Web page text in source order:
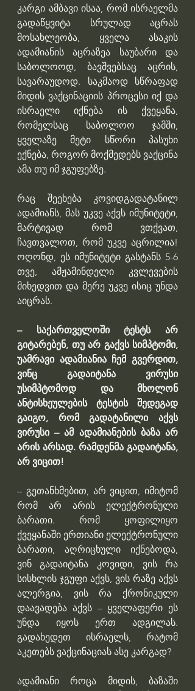
კარგი ამბავი ისაა, რომ ისრაელმა
გადაწყვიტა სრულად აცრას
მოსახლეობა, ყველა ასაკის
ადამიანის აცრაზეა საუბარი და
საბოლოოდ, ბავშვებსაც აცრის,
სავარაუდოდ. საკმაოდ სწრაფად
მიდის ვაქცინაციის პროცესი იქ და
ისრაელი იქნება ის ქვეყანა,
რომელსაც საბოლოო ჯამში,
ყველაზე მეტი სწორი პასუხი
ექნება, როგორ მოქმედებს ვაქცინა
ამა თუ იმ ჯგუფებზე.
რაც შეეხება კოვიდგადატანილ
ადამიანს, მას უკვე აქვს იმუნიტეტი,
მარტივად რომ ვთქვათ,
ჩავთვალოთ, რომ უკვე აცრილია!
ოღონდ, ეს იმუნიტეტი გასტანს 5-6
თვე, ამჟამინდელი კვლევების
მიხედვით და მერე უკვე ისიც უნდა
აიცრას.
– საქართველოში ტესტს არ
გიტარებენ, თუ არ გაქვს სიმპტომი,
უამრავი ადამიანია ჩემ გვერდით,
ვინც გადაიტანა ვირუსი
უსიმპტომოდ და მხოლონ
ანტისხეულების ტესტის შედეგად
გაიგო, რომ გადატანილი აქვს
ვირუსი – ამ ადამიანების ბაზა არ
არის არსად. რამდენმა გადაიტანა,
არ ვიცით!
– გეთანხმებით, არ ვიცით, იმიტომ
რომ არ არის ელექტრონული
ბარათი. რომ ყოფილიყო
ქვეყანაში ერთიანი ელექტრონული
ბარათი, აღრიცხული იქნებოდა,
ვინ გადაიტანა კოვიდი, ვის რა
სისხლის ჯგუფი აქვს, ვის რაზე აქვს
ალერგია, ვის რა ქრონიკული
დაავადება აქვს – ყველაფერი ეს
უნდა იყოს ერთ ადგილას.
გადახედეთ ისრაელს, რატომ
აკეთებს ვაქცინაციას ასე კარგად?
ადამიანი როცა მიდის, ბაზაში